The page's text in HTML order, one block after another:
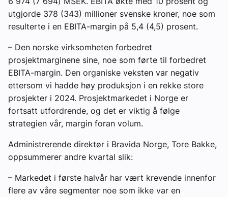
utgjorde 378 (343) millioner svenske kroner, noe som
resulterte i en EBITA-margin på 5,4 (4,5) prosent.
– Den norske virksomheten forbedret
prosjektmarginene sine, noe som førte til forbedret
EBITA-margin. Den organiske veksten var negativ
ettersom vi hadde høy produksjon i en rekke store
prosjekter i 2024. Prosjektmarkedet i Norge er
fortsatt utfordrende, og det er viktig å følge
strategien vår, margin foran volum.
Administrerende direktør i Bravida Norge, Tore Bakke,
oppsummerer andre kvartal slik:
– Markedet i første halvår har vært krevende innenfor
flere av våre segmenter noe som ikke var en